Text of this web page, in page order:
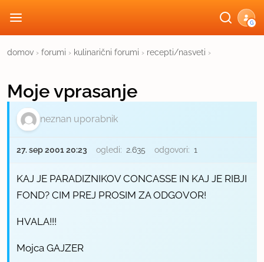
G
domov › forumi › kulinarični forumi › recepti/nasveti ›
Moje vprasanje
neznan uporabnik
27. sep 2001 20:23 ogledi: 2.635 odgovori: 1
KAJ JE PARADIZNIKOV CONCASSE IN KAJ JE RIBJI
FOND? CIM PREJ PROSIM ZA ODGOVOR!
HVALA!!!
Mojca GAJZER